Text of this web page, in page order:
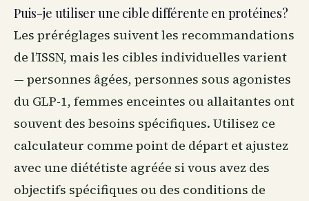
Puis-je utiliser une cible différente en protéines?
Les préréglages suivent les recommandations
de l’ISSN, mais les cibles individuelles varient
— personnes âgées, personnes sous agonistes
du GLP-1, femmes enceintes ou allaitantes ont
souvent des besoins spécifiques. Utilisez ce
calculateur comme point de départ et ajustez
avec une diététiste agréée si vous avez des
objectifs spécifiques ou des conditions de